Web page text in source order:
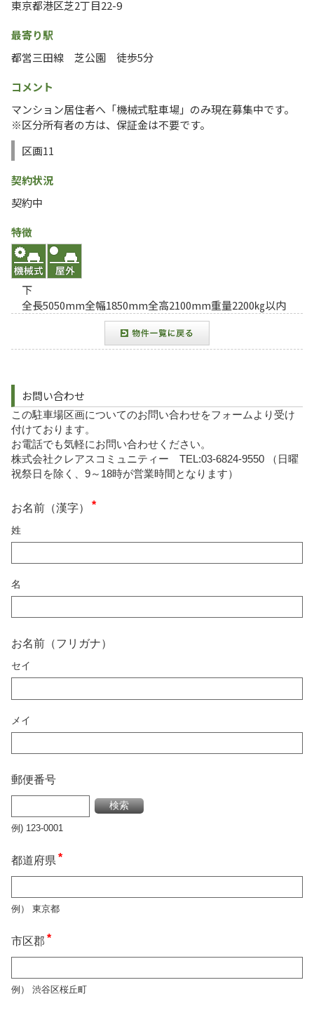
東京都港区芝2丁目22-9
最寄り駅
都営三田線 芝公園 徒歩5分
コメント
マンション居住者へ「機械式駐車場」のみ現在募集中です。
※区分所有者の方は、保証金は不要です。
区画11
契約状況
契約中
特徴
下
全長5050mm全幅1850mm全高2100mm重量2200㎏以内
お問い合わせ